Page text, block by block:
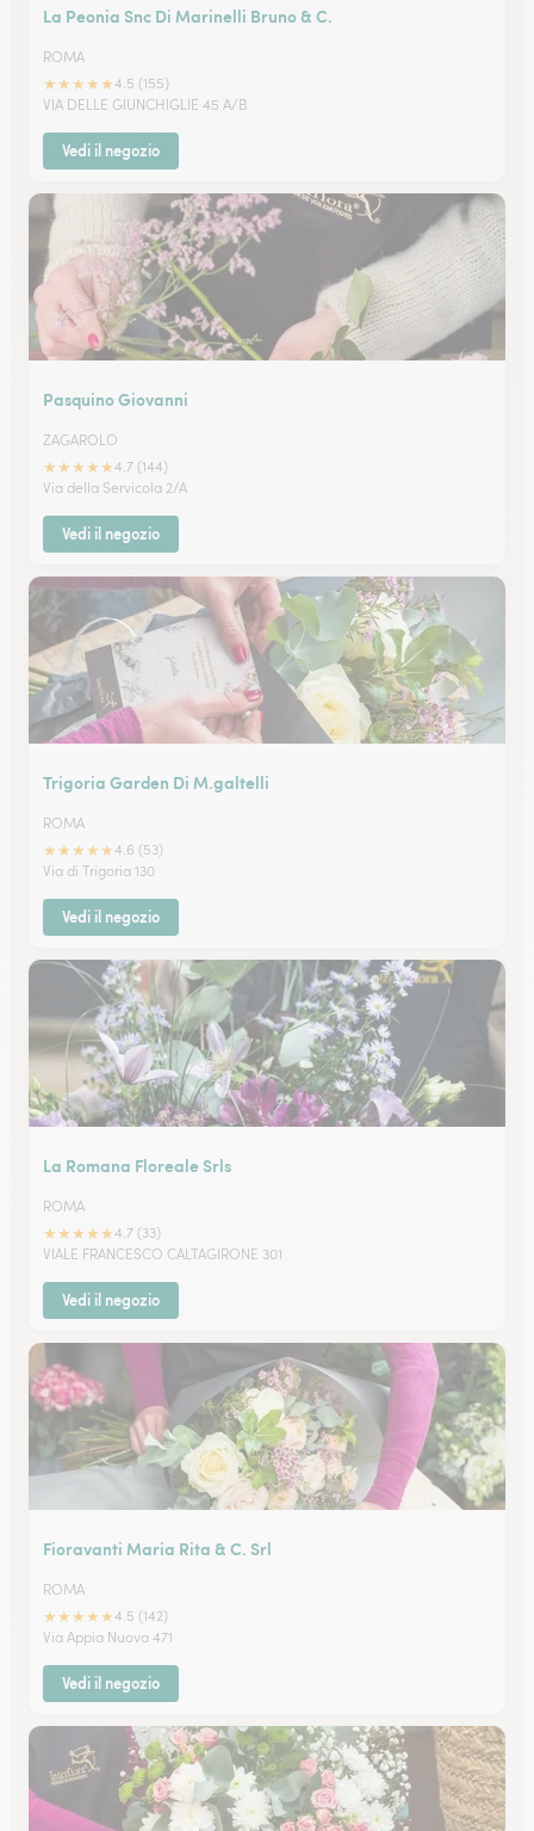
La Peonia Snc Di Marinelli Bruno & C.
ROMA
★★★★★4.5 (155)
VIA DELLE GIUNCHIGLIE 45 A/B
Vedi il negozio
Pasquino Giovanni
ZAGAROLO
★★★★★4.7 (144)
Via della Servicola 2/A
Vedi il negozio
Trigoria Garden Di M.galtelli
ROMA
★★★★★4.6 (53)
Via di Trigoria 130
Vedi il negozio
La Romana Floreale Srls
ROMA
★★★★★4.7 (33)
VIALE FRANCESCO CALTAGIRONE 301
Vedi il negozio
Fioravanti Maria Rita & C. Srl
ROMA
★★★★★4.5 (142)
Via Appia Nuova 471
Vedi il negozio